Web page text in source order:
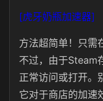
[虎牙奶瓶加速器]
方法超简单！只需
不过，由于Steam
正常访问或打开。
它对于商店的加速